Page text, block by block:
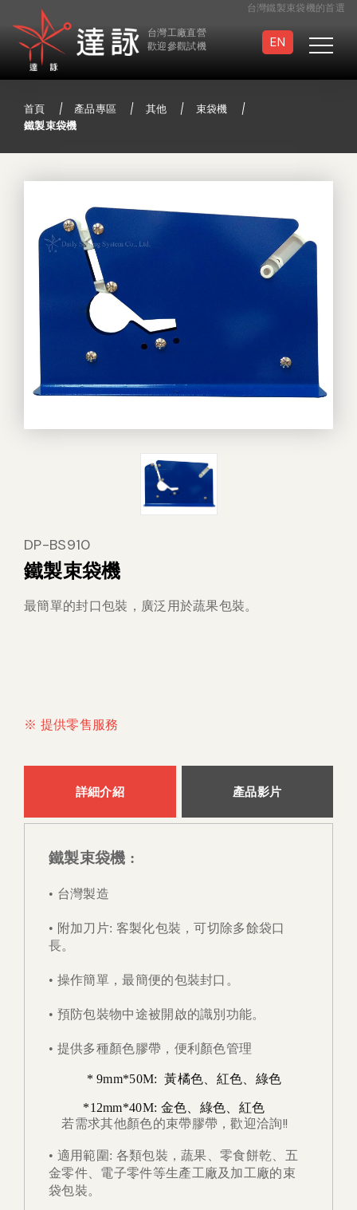
台灣工廠直營
歡迎參觀試機
台灣鐵製束袋機的首選
連續封口機 手壓/手提封口機
足踏封口機 半自動封口機
真空包裝袋
其他
EN
首頁 產品專區 其他
束袋機
鐵製束袋機
DP-BS910
鐵製束袋機
最簡單的封口包裝，廣泛用於蔬果包裝。
※ 提供零售服務
詳細介紹 產品影片
鐵製束袋機 :
• 台灣製造
• 附加刀片: 客製化包裝，可切除多餘袋口
長。
• 操作簡單，最簡便的包裝封口。
• 預防包裝物中途被開啟的識別功能。
• 提供多種顏色膠帶，便利顏色管理
* 9mm*50M: 黃橘色、紅色、綠色
*12mm*40M: 金色、綠色、紅色
若需求其他顏色的束帶膠帶，歡迎洽詢!!
• 適用範圍: 各類包裝，蔬果、零食餅乾、五
金零件、電子零件等生產工廠及加工廠的束
袋包裝。